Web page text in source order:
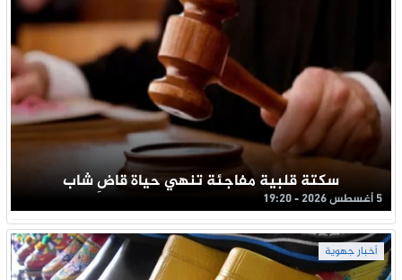
سكتة قلبية مفاجئة تنهي حياة قاضِ شاب
5 أغسطس 2026 - 19:20
أخبار جهوية